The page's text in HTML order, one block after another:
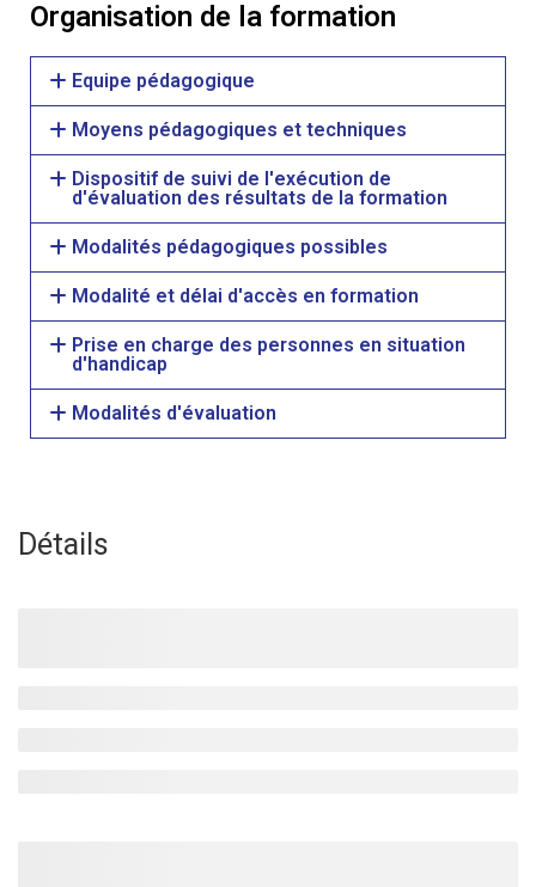
Organisation de la formation
Equipe pédagogique
Moyens pédagogiques et techniques
Dispositif de suivi de l'exécution de
d'évaluation des résultats de la formation
Modalités pédagogiques possibles
Modalité et délai d'accès en formation
Prise en charge des personnes en situation
d'handicap
Modalités d'évaluation
Détails